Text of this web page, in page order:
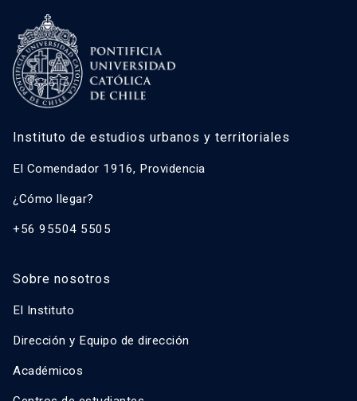
Instituto de estudios urbanos y territoriales
El Comendador 1916, Providencia
¿Cómo llegar?
+56 95504 5505
Sobre nosotros
El Instituto
Dirección y Equipo de dirección
Académicos